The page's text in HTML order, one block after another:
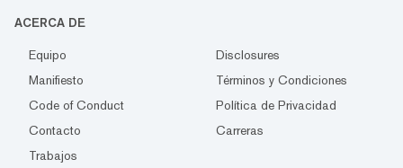
ACERCA DE
Equipo
Disclosures
Manifiesto
Términos y Condiciones
Code of Conduct
Política de Privacidad
Contacto
Carreras
Trabajos